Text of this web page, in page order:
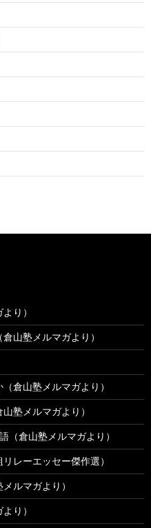
り）
山塾メルマガより）
倉山塾メルマガより）
塾メルマガより）
倉山塾メルマガより）
レーエッセー傑作選）
ルマガより）
り）